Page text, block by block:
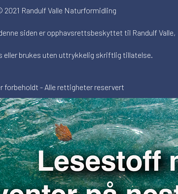
2021 Randulf Valle Naturformidling
siden er opphavsrettsbeskyttet til Randulf Valle,
eller brukes uten uttrykkelig skriftlig tillatelse.
forbeholdt - Alle rettigheter reservert